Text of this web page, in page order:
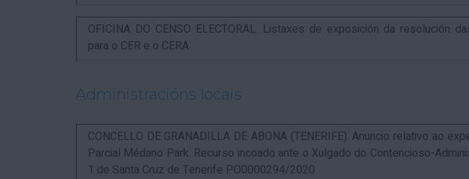
OFICINA DO CENSO ELECTORAL. Listaxes de exposición da resolución
para o CER e o CERA
Administracións locais
CONCELLO DE GRANADILLA DE ABONA (TENERIFE). Anuncio relativo ao
Parcial Médano Park. Recurso incoado ante o Xulgado do Contencioso-
1 de Santa Cruz de Tenerife PO0000294/2020